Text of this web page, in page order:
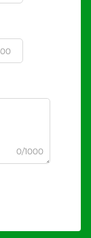
0/1000